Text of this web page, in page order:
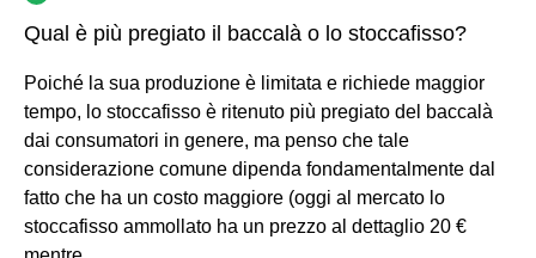
Qual è più pregiato il baccalà o lo stoccafisso?
Poiché la sua produzione è limitata e richiede maggior
tempo, lo stoccafisso è ritenuto più pregiato del baccalà
dai consumatori in genere, ma penso che tale
considerazione comune dipenda fondamentalmente dal
fatto che ha un costo maggiore (oggi al mercato lo
stoccafisso ammollato ha un prezzo al dettaglio 20 €